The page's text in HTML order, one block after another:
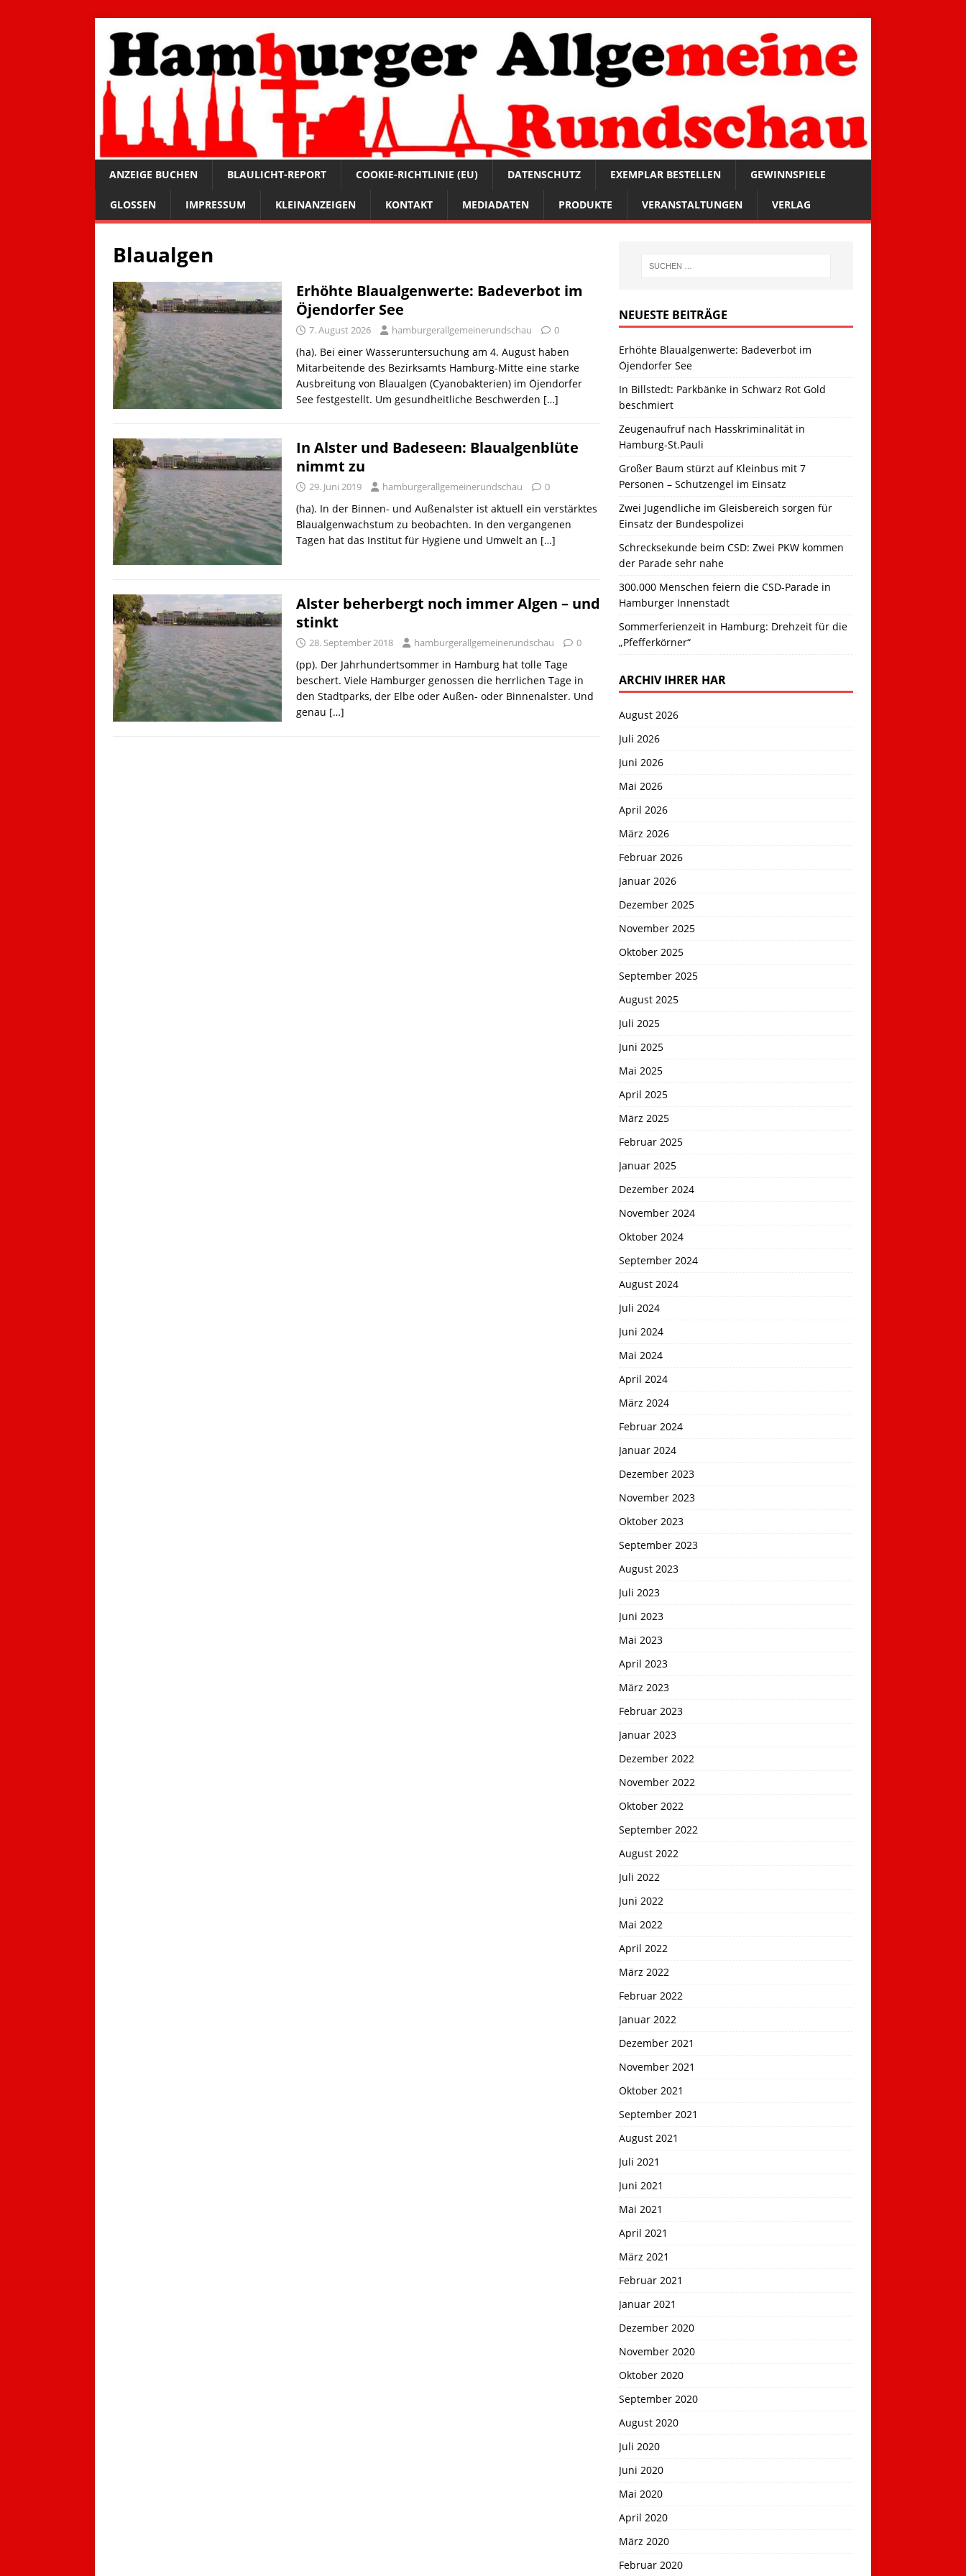
ANZEIGE BUCHEN BLAULICHT-REPORT COOKIE-RICHTLINIE (EU) DATENSCHUTZ EXEMPLAR BESTELLEN GEWINNSPIELE
GLOSSEN IMPRESSUM KLEINANZEIGEN KONTAKT MEDIADATEN PRODUKTE VERANSTALTUNGEN VERLAG
Blaualgen
Erhöhte Blaualgenwerte: Badeverbot im
Öjendorfer See
7. August 2026 hamburgerallgemeinerundschau 0
(ha). Bei einer Wasseruntersuchung am 4. August haben
Mitarbeitende des Bezirksamts Hamburg-Mitte eine starke
Ausbreitung von Blaualgen (Cyanobakterien) im Öjendorfer
See festgestellt. Um gesundheitliche Beschwerden […]
In Alster und Badeseen: Blaualgenblüte
nimmt zu
29. Juni 2019 hamburgerallgemeinerundschau 0
(ha). In der Binnen- und Außenalster ist aktuell ein verstärktes
Blaualgenwachstum zu beobachten. In den vergangenen
Tagen hat das Institut für Hygiene und Umwelt an […]
Alster beherbergt noch immer Algen – und
stinkt
28. September 2018 hamburgerallgemeinerundschau 0
(pp). Der Jahrhundertsommer in Hamburg hat tolle Tage
beschert. Viele Hamburger genossen die herrlichen Tage in
den Stadtparks, der Elbe oder Außen- oder Binnenalster. Und
genau […]
NEUESTE BEITRÄGE
Erhöhte Blaualgenwerte: Badeverbot im
Öjendorfer See
In Billstedt: Parkbänke in Schwarz Rot Gold
beschmiert
Zeugenaufruf nach Hasskriminalität in
Hamburg-St.Pauli
Großer Baum stürzt auf Kleinbus mit 7
Personen – Schutzengel im Einsatz
Zwei Jugendliche im Gleisbereich sorgen für
Einsatz der Bundespolizei
Schrecksekunde beim CSD: Zwei PKW kommen
der Parade sehr nahe
300.000 Menschen feiern die CSD-Parade in
Hamburger Innenstadt
Sommerferienzeit in Hamburg: Drehzeit für die
„Pfefferkörner“
ARCHIV IHRER HAR
August 2026
Juli 2026
Juni 2026
Mai 2026
April 2026
März 2026
Februar 2026
Januar 2026
Dezember 2025
November 2025
Oktober 2025
September 2025
August 2025
Juli 2025
Juni 2025
Mai 2025
April 2025
März 2025
Februar 2025
Januar 2025
Dezember 2024
November 2024
Oktober 2024
September 2024
August 2024
Juli 2024
Juni 2024
Mai 2024
April 2024
März 2024
Februar 2024
Januar 2024
Dezember 2023
November 2023
Oktober 2023
September 2023
August 2023
Juli 2023
Juni 2023
Mai 2023
April 2023
März 2023
Februar 2023
Januar 2023
Dezember 2022
November 2022
Oktober 2022
September 2022
August 2022
Juli 2022
Juni 2022
Mai 2022
April 2022
März 2022
Februar 2022
Januar 2022
Dezember 2021
November 2021
Oktober 2021
September 2021
August 2021
Juli 2021
Juni 2021
Mai 2021
April 2021
März 2021
Februar 2021
Januar 2021
Dezember 2020
November 2020
Oktober 2020
September 2020
August 2020
Juli 2020
Juni 2020
Mai 2020
April 2020
März 2020
Februar 2020